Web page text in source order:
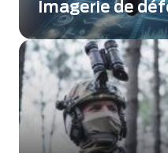
Imagerie de
Améliorer la
grâce à des